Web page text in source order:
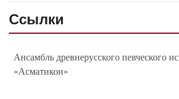
Ссылки
Ансамбль древнерусского певческого
«Асматикон»